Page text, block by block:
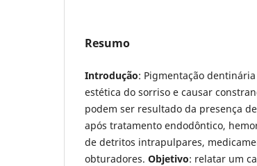
Resumo
Introdução: Pigmentação
estética do sorriso e causar
podem ser resultado da presença
após tratamento endodôntico,
de detritos intrapulpares,
obturadores. Objetivo: relatar um